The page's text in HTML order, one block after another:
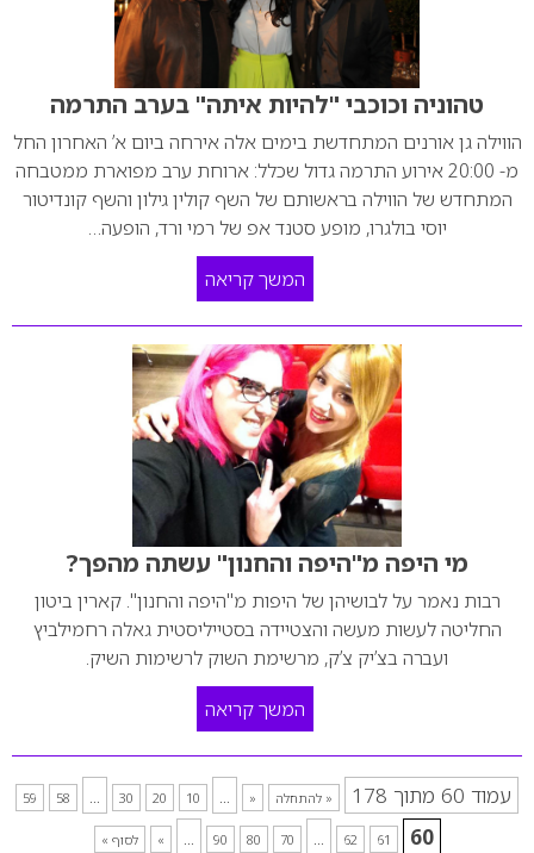
טהוניה וכוכבי "להיות איתה" בערב התרמה
הווילה גן אורנים המתחדשת בימים אלה אירחה ביום א’ האחרון החל
מ- 20:00 אירוע התרמה גדול שכלל: ארוחת ערב מפוארת ממטבחה
המתחדש של הווילה בראשותם של השף קולין גילון והשף קונדיטור
יוסי בולגרו, מופע סטנד אפ של רמי ורד, הופעה…
המשך קריאה
מי היפה מ"היפה והחנון" עשתה מהפך?
רבות נאמר על לבושיהן של היפות מ"היפה והחנון". קארין ביטון
החליטה לעשות מעשה והצטיידה בסטייליסטית גאלה רחמילביץ
ועברה בצ’יק צ’ק, מרשימת השוק לרשימות השיק.
המשך קריאה
עמוד 60 מתוך 178 « להתחלה «
...
10
20
30
...
58
59
60
61
62
...
70
80
90
...
» לסוף »